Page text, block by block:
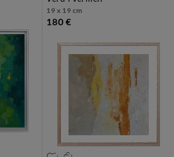
19 x 19 cm
180 €